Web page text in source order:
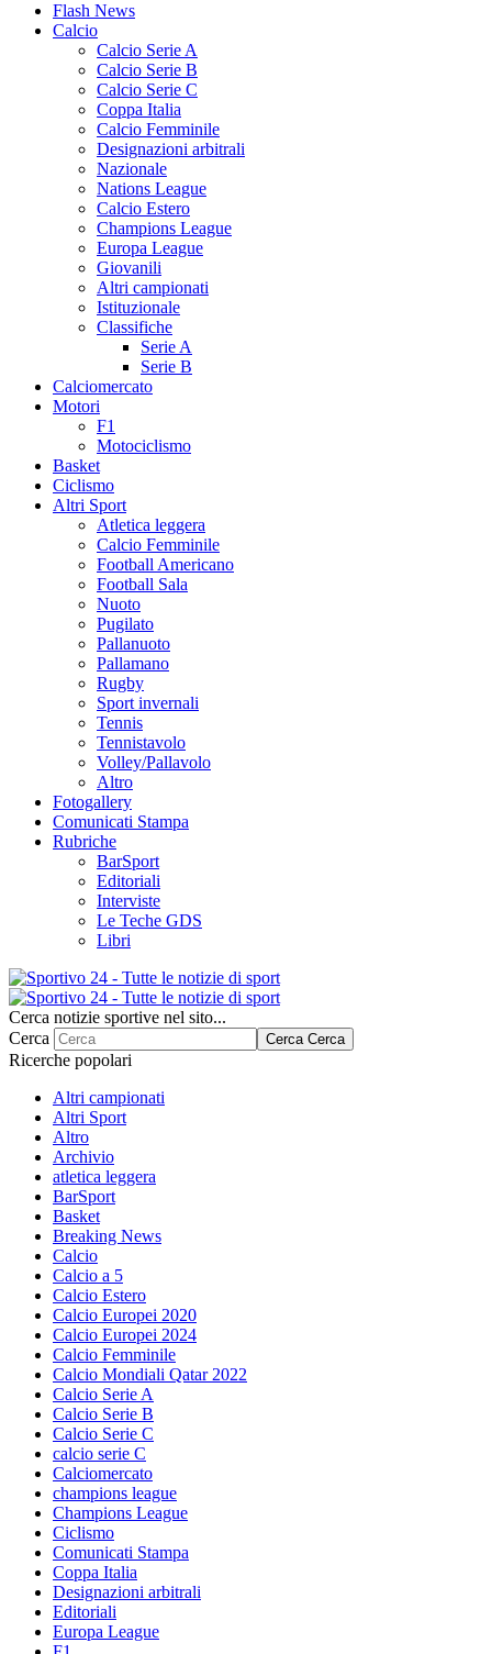
Flash News
Calcio
Calcio Serie A
Calcio Serie B
Calcio Serie C
Coppa Italia
Calcio Femminile
Designazioni arbitrali
Nazionale
Nations League
Calcio Estero
Champions League
Europa League
Giovanili
Altri campionati
Istituzionale
Classifiche
Serie A
Serie B
Calciomercato
Motori
F1
Motociclismo
Basket
Ciclismo
Altri Sport
Atletica leggera
Calcio Femminile
Football Americano
Football Sala
Nuoto
Pugilato
Pallanuoto
Pallamano
Rugby
Sport invernali
Tennis
Tennistavolo
Volley/Pallavolo
Altro
Fotogallery
Comunicati Stampa
Rubriche
BarSport
Editoriali
Interviste
Le Teche GDS
Libri
Cerca notizie sportive nel sito...
Cerca
Cerca Cerca
Ricerche popolari
Altri campionati
Altri Sport
Altro
Archivio
atletica leggera
BarSport
Basket
Breaking News
Calcio
Calcio a 5
Calcio Estero
Calcio Europei 2020
Calcio Europei 2024
Calcio Femminile
Calcio Mondiali Qatar 2022
Calcio Serie A
Calcio Serie B
Calcio Serie C
calcio serie C
Calciomercato
champions league
Champions League
Ciclismo
Comunicati Stampa
Coppa Italia
Designazioni arbitrali
Editoriali
Europa League